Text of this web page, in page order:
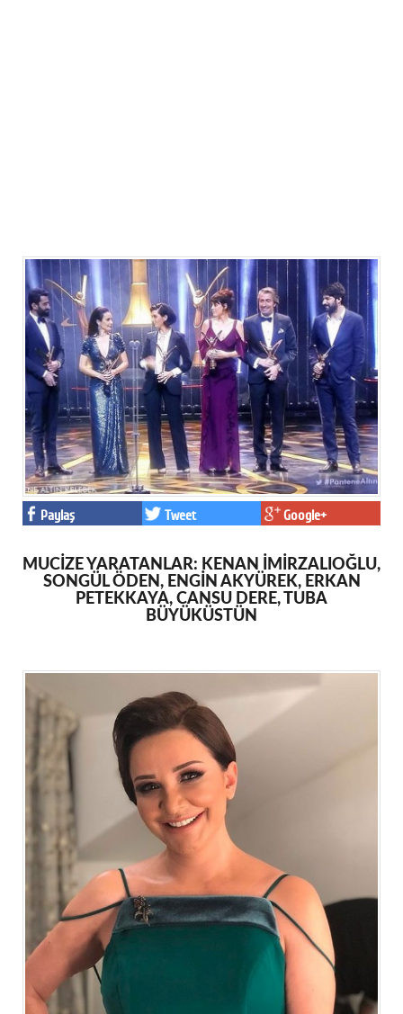
Paylaş Tweet Google+
MUCİZE YARATANLAR: KENAN İMİRZALIOĞLU,
SONGÜL ÖDEN, ENGİN AKYÜREK, ERKAN
PETEKKAYA, CANSU DERE, TUBA
BÜYÜKÜSTÜN